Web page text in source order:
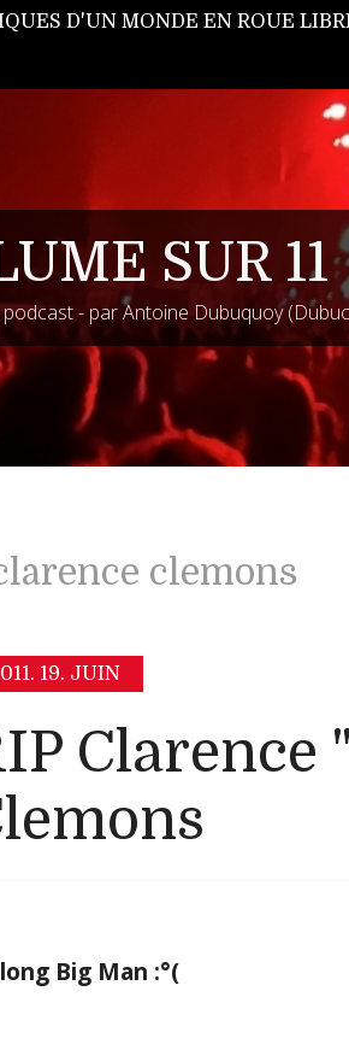
D'UN MONDE EN ROUE
SUR 11
- par Antoine Dubuquoy
clemons
19. JUIN
Clarence
Big Man :°(